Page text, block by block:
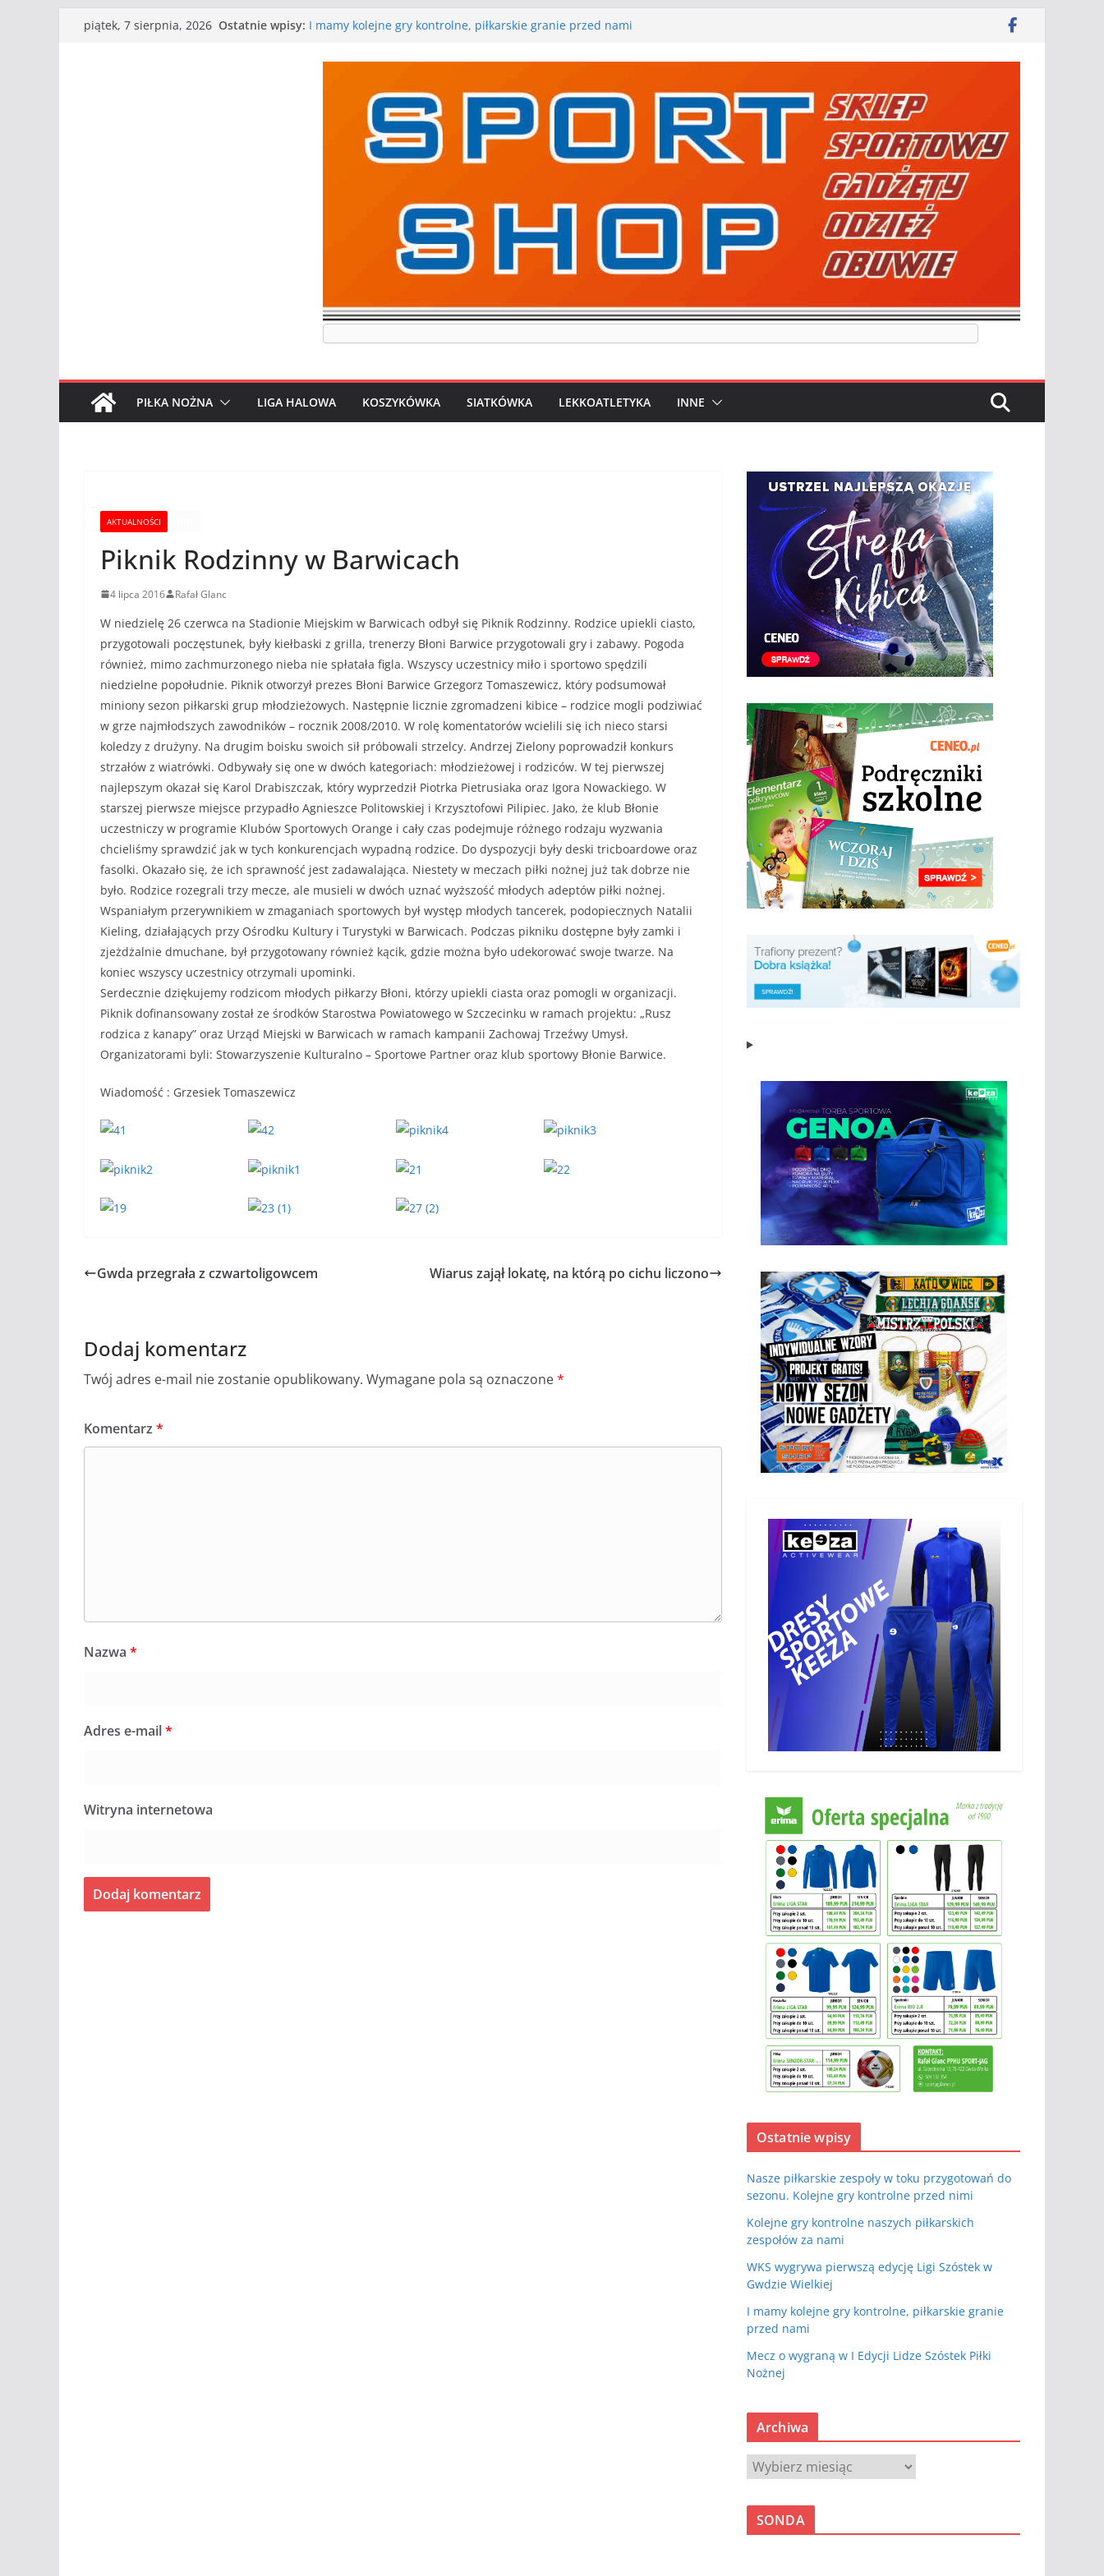
Przejdźpiątek, 7 sierpnia, 2026 Ostatnie wpisy: Wielkiej
Kolejne gry kontrolne przed nimi
Kolejne gry kontrolne naszych piłkarskich zespołów za nami
PIŁKA NOŻNA LIGA HALOWA KOSZYKÓWKA SIATKÓWKA LEKKOATLETYKA INNE
AKTUALNOŚCI
Piknik Rodzinny w Barwicach
4 lipca 2016 Rafał Glanc
W niedzielę 26 czerwca na Stadionie Miejskim w Barwicach odbył się Piknik Rodzinny. Rodzice upiekli ciasto,
przygotowali poczęstunek, były kiełbaski z grilla, trenerzy Błoni Barwice przygotowali gry i zabawy. Pogoda
również, mimo zachmurzonego nieba nie spłatała figla. Wszyscy uczestnicy miło i sportowo spędzili
niedzielne popołudnie. Piknik otworzył prezes Błoni Barwice Grzegorz Tomaszewicz, który podsumował
miniony sezon piłkarski grup młodzieżowych. Następnie licznie zgromadzeni kibice – rodzice mogli podziwiać
w grze najmłodszych zawodników – rocznik 2008/2010. W rolę komentatorów wcielili się ich nieco starsi
koledzy z drużyny. Na drugim boisku swoich sił próbowali strzelcy. Andrzej Zielony poprowadził konkurs
strzałów z wiatrówki. Odbywały się one w dwóch kategoriach: młodzieżowej i rodziców. W tej pierwszej
najlepszym okazał się Karol Drabiszczak, który wyprzedził Piotrka Pietrusiaka oraz Igora Nowackiego. W
starszej pierwsze miejsce przypadło Agnieszce Politowskiej i Krzysztofowi Pilipiec. Jako, że klub Błonie
uczestniczy w programie Klubów Sportowych Orange i cały czas podejmuje różnego rodzaju wyzwania
chcieliśmy sprawdzić jak w tych konkurencjach wypadną rodzice. Do dyspozycji były deski tricboardowe oraz
fasolki. Okazało się, że ich sprawność jest zadawalająca. Niestety w meczach piłki nożnej już tak dobrze nie
było. Rodzice rozegrali trzy mecze, ale musieli w dwóch uznać wyższość młodych adeptów piłki nożnej.
Wspaniałym przerywnikiem w zmaganiach sportowych był występ młodych tancerek, podopiecznych Natalii
Kieling, działających przy Ośrodku Kultury i Turystyki w Barwicach. Podczas pikniku dostępne były zamki i
zjeżdżalnie dmuchane, był przygotowany również kącik, gdzie można było udekorować swoje twarze. Na
koniec wszyscy uczestnicy otrzymali upominki.
Serdecznie dziękujemy rodzicom młodych piłkarzy Błoni, którzy upiekli ciasta oraz pomogli w organizacji.
Piknik dofinansowany został ze środków Starostwa Powiatowego w Szczecinku w ramach projektu: „Rusz
rodzica z kanapy” oraz Urząd Miejski w Barwicach w ramach kampanii Zachowaj Trzeźwy Umysł.
Organizatorami byli: Stowarzyszenie Kulturalno – Sportowe Partner oraz klub sportowy Błonie Barwice.
Wiadomość : Grzesiek Tomaszewicz
Gwda przegrała z czwartoligowcem Wiarus zajął lokatę, na którą po cichu liczono
Dodaj komentarz
Twój adres e-mail nie zostanie opublikowany. Wymagane pola są oznaczone*
Komentarz *
Nazwa *
Adres e-mail*
Witryna internetowa
Ostatnie wpisy
Nasze piłkarskie zespoły w toku przygotowań do
sezonu. Kolejne gry kontrolne przed nimi
Kolejne gry kontrolne naszych piłkarskich
zespołów za nami
WKS wygrywa pierwszą edycję Ligi Szóstek w
Gwdzie Wielkiej
I mamy kolejne gry kontrolne, piłkarskie granie
przed nami
Mecz o wygraną w I Edycji Lidze Szóstek Piłki
Nożnej
Archiwa
A
c
SONDA